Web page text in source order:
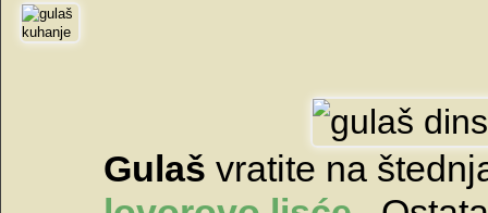
Gulaš vratite na